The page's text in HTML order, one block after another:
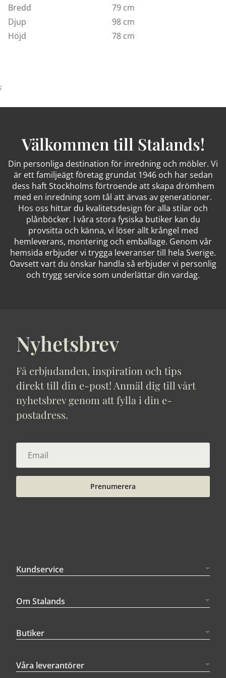
Bredd
79 cm
Djup
98 cm
Höjd
78 cm
;
Välkommen till Stalands!
Din personliga destination för inredning och möbler. Vi
är ett familjeägt företag grundat 1946 och har sedan
dess haft Stockholms förtroende att skapa drömhem
med en inredning som tål att ärvas av generationer.
Hos oss hittar du kvalitetsdesign för alla stilar och
plånböcker. I våra stora fysiska butiker kan du
provsitta och känna, vi löser allt krångel med
hemleverans, montering och emballage. Genom vår
hemsida erbjuder vi trygga leveranser till hela Sverige.
Oavsett vart du önskar handla så erbjuder vi personlig
och trygg service som underlättar din vardag.
Nyhetsbrev
Få erbjudanden, inspiration och tips
direkt till din e-post! Anmäl dig till vårt
nyhetsbrev genom att fylla i din e-
postadress.
Prenumerera
Kundservice
Om Stalands
Butiker
Våra leverantörer